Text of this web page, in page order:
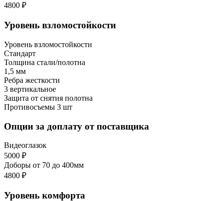
4800 ₽
Уровень взломостойкости
Уровень взломостойкости
Стандарт
Толщина стали/полотна
1,5 мм
Ребра жесткости
3 вертикальное
Защита от снятия полотна
Противосъемы 3 шт
Опции за доплату от поставщика
Видеоглазок
5000 ₽
Доборы от 70 до 400мм
4800 ₽
Уровень комфорта